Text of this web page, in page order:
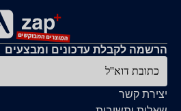
יצירת קשר
הרשמה לקבלת עדכונים ומבצעים
כתובת דוא''ל